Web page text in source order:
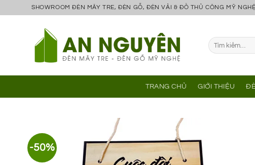
SHOWROOM ĐÈN MÂY TRE, ĐÈN GỖ, ĐÈN VẢI & ĐỒ THỦ CÔNG MỸ NGHỆ
Tìm
kiếm:
TRANG CHỦ GIỚI THIỆU
-50%